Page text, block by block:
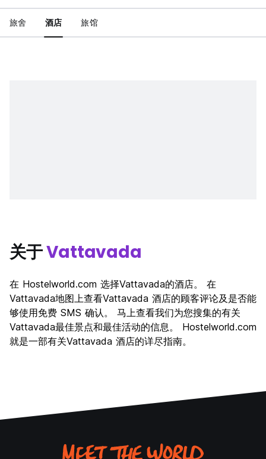
旅舍 酒店 旅馆
关于Vattavada
在 Hostelworld.com 选择Vattavada的酒店。 在
Vattavada地图上查看Vattavada 酒店的顾客评论及是否能
够使用免费 SMS 确认。 马上查看我们为您搜集的有关
Vattavada最佳景点和最佳活动的信息。 Hostelworld.com
就是一部有关Vattavada 酒店的详尽指南。